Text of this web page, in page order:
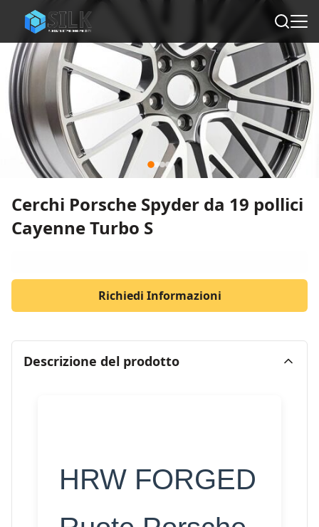
Cerchi Porsche Spyder da 19 pollici
Cayenne Turbo S
Richiedi Informazioni
Descrizione del prodotto
HRW FORGED